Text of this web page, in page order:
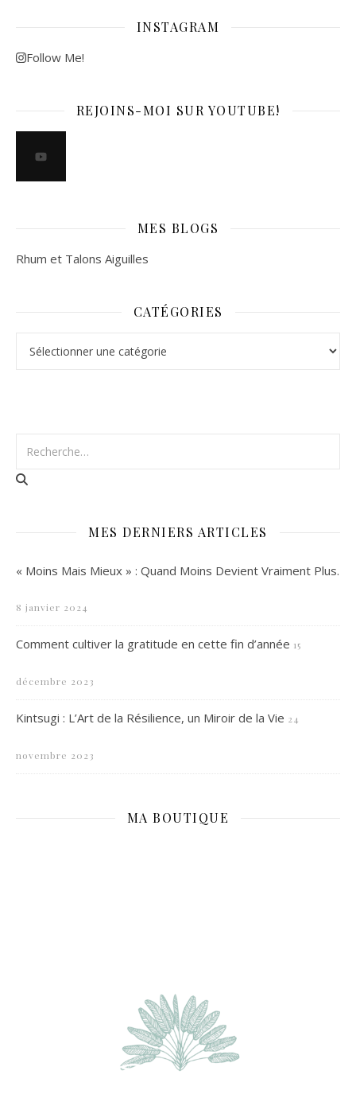
INSTAGRAM
Follow Me!
REJOINS-MOI SUR YOUTUBE!
MES BLOGS
Rhum et Talons Aiguilles
CATÉGORIES
MES DERNIERS ARTICLES
« Moins Mais Mieux » : Quand Moins Devient Vraiment Plus.
8 janvier 2024
Comment cultiver la gratitude en cette fin d’année 15
décembre 2023
Kintsugi : L’Art de la Résilience, un Miroir de la Vie 24
novembre 2023
MA BOUTIQUE